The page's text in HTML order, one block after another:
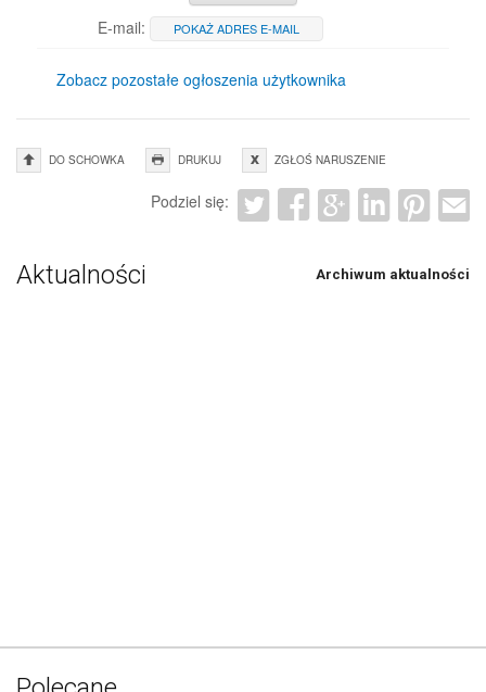
E-mail:
POKAŻ ADRES E-MAIL
Zobacz pozostałe ogłoszenia użytkownika
DO SCHOWKA DRUKUJ ZGŁOŚ NARUSZENIE
Podziel się:
Aktualności Archiwum aktualności